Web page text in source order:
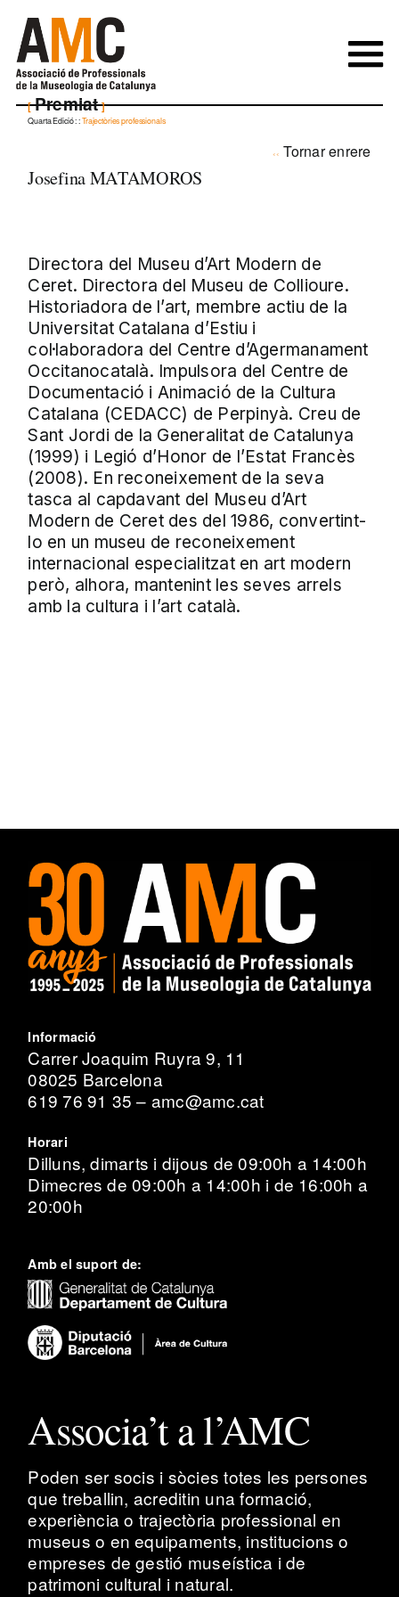
content
Premiat
Quarta Edició: :Trajectòries professionals
Tornar enrere
Josefina MATAMOROS
Directora del Museu d’Art Modern de
Ceret. Directora del Museu de Collioure.
Historiadora de l’art, membre actiu de la
Universitat Catalana d’Estiu i
col·laboradora del Centre d’Agermanament
Occitanocatalà. Impulsora del Centre de
Documentació i Animació de la Cultura
Catalana (CEDACC) de Perpinyà. Creu de
Sant Jordi de la Generalitat de Catalunya
(1999) i Legió d’Honor de l’Estat Francès
(2008). En reconeixement de la seva
tasca al capdavant del Museu d’Art
Modern de Ceret des del 1986, convertint-
lo en un museu de reconeixement
internacional especialitzat en art modern
però, alhora, mantenint les seves arrels
amb la cultura i l’art català.
Informació
Carrer Joaquim Ruyra 9, 11
08025 Barcelona
619 76 91 35 – amc@amc.cat
Horari
Dilluns, dimarts i dijous de 09:00h a 14:00h
Dimecres de 09:00h a 14:00h i de 16:00h a
20:00h
Amb el suport de:
Associa’t a l’AMC
Poden ser socis i sòcies totes les persones
que treballin, acreditin una formació,
experiència o trajectòria professional en
museus o en equipaments, institucions o
empreses de gestió museística i de
patrimoni cultural i natural.